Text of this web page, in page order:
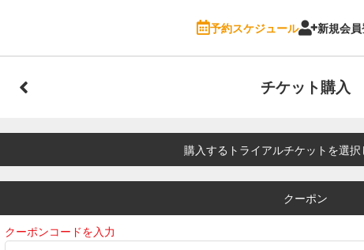
予約スケジュール 新規会
チケット購入
購入するトライアルチケットを選
クーポン
クーポンコードを入力